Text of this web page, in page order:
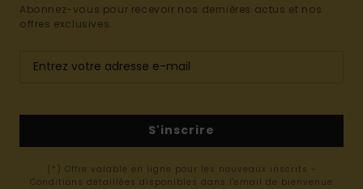
Abonnez-vous pour recevoir nos dernières actus et nos
offres exclusives.
S'inscrire
(*) Offre valable en ligne pour les nouveaux inscrits -
Conditions détaillées disponibles dans l'email de bienvenue